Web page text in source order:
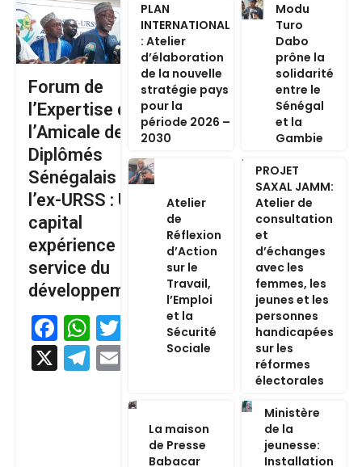
Forum de
l’Expertise de
l’Amicale des
Diplômés
Sénégalais de
l’ex-URSS : Un
capital
expérience au
service du
développement
Facebook
WhatsApp
Twitter
X
Telegram
Email
PLAN
INTERNATIONAL
: Atelier
d’élaboration
de la nouvelle
stratégie pays
pour la
période 2026 –
2030
Modu
Turo
Dabo
prône la
solidarité
entre le
Sénégal
et la
Gambie
Atelier
de
Réflexion
d’Action
sur le
Travail,
l’Emploi
et la
Sécurité
Sociale
PROJET
SAXAL JAMM:
Atelier de
consultation
et
d’échanges
avec les
femmes, les
jeunes et les
personnes
handicapées
sur les
réformes
électorales
La maison
de Presse
Babacar
Ministère
de la
jeunesse:
Installation